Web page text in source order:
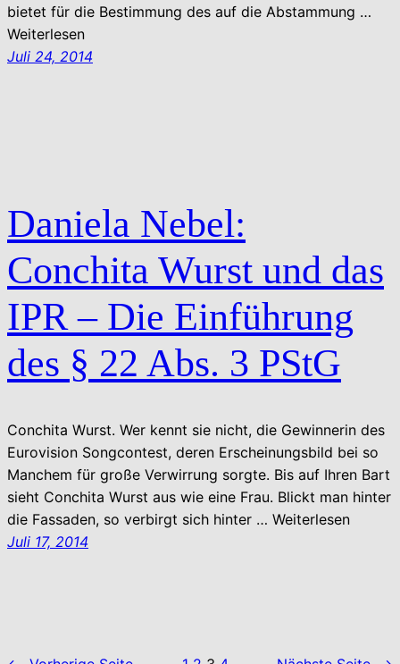
bietet für die Bestimmung des auf die Abstammung …
Weiterlesen
Juli 24, 2014
Daniela Nebel:
Conchita Wurst und das
IPR – Die Einführung
des § 22 Abs. 3 PStG
Conchita Wurst. Wer kennt sie nicht, die Gewinnerin des
Eurovision Songcontest, deren Erscheinungsbild bei so
Manchem für große Verwirrung sorgte. Bis auf Ihren Bart
sieht Conchita Wurst aus wie eine Frau. Blickt man hinter
die Fassaden, so verbirgt sich hinter … Weiterlesen
Juli 17, 2014